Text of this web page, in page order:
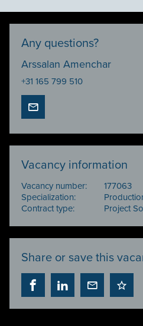
Any questions?
Arssalan Amenchar
+31 165 799 510
Vacancy information
Vacancy number:
177063
Specialization:
Contract type:
Project
Share or save this